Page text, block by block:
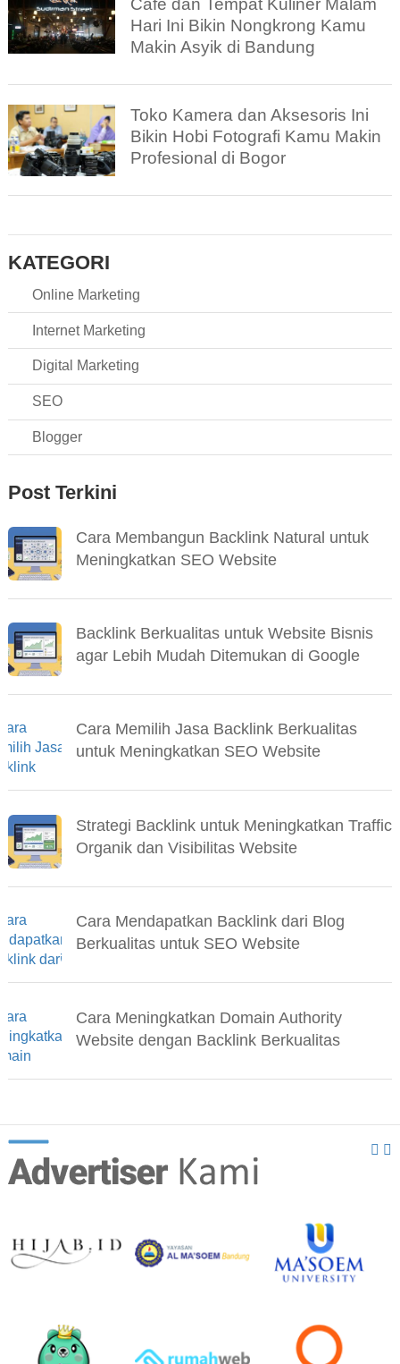
Cafe dan Tempat Kuliner Malam
Hari Ini Bikin Nongkrong Kamu
Makin Asyik di Bandung
Toko Kamera dan Aksesoris Ini
Bikin Hobi Fotografi Kamu Makin
Profesional di Bogor
KATEGORI
Online Marketing
Internet Marketing
Digital Marketing
SEO
Blogger
Post Terkini
Cara Membangun Backlink Natural untuk
Meningkatkan SEO Website
Backlink Berkualitas untuk Website Bisnis
agar Lebih Mudah Ditemukan di Google
Cara Memilih Jasa Backlink Berkualitas
untuk Meningkatkan SEO Website
Strategi Backlink untuk Meningkatkan Traffic
Organik dan Visibilitas Website
Cara Mendapatkan Backlink dari Blog
Berkualitas untuk SEO Website
Cara Meningkatkan Domain Authority
Website dengan Backlink Berkualitas